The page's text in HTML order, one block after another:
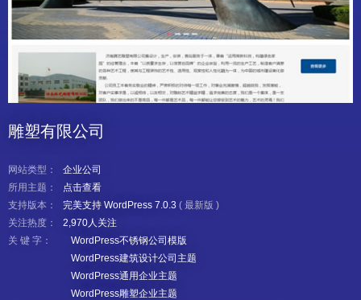
雕塑有限公司
网站类型：
企业公司
所用主题：
点击查看
支持版本：
完美支持 WordPress 7.0.3 ( 最新版 )
关注热度：
2,970人关注
关 键 字：
WordPress不锈钢公司模版
WordPress建筑设计公司主题
WordPress通用企业主题
WordPress雕塑企业主题